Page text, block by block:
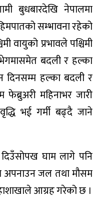
बुधबारदेखि नेपालमा
सम्भावना रहेको
वायुको प्रभावले पश्चिमी
बदली र हल्का
दिनसम्म हल्का बदली र
फेब्रुअरी महिनाभर जारी
भई गर्मी बढ्दै जाने
घाम लागे पनि
जल तथा मौसम
आग्रह गरेको छ ।